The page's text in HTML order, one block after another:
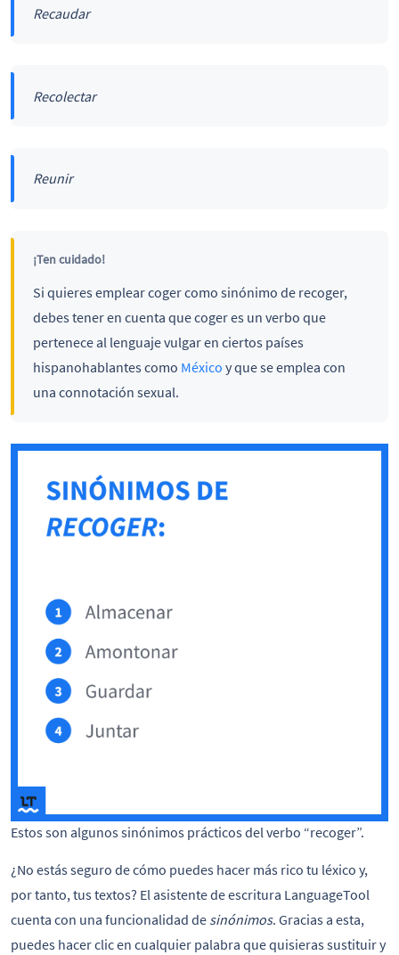
Recaudar
Recolectar
Reunir
¡Ten cuidado!
Si quieres emplear coger como sinónimo de recoger,
debes tener en cuenta que coger es un verbo que
pertenece al lenguaje vulgar en ciertos países
hispanohablantes como México y que se emplea con
una connotación sexual.
Estos son algunos sinónimos prácticos del verbo “recoger”.
¿No estás seguro de cómo puedes hacer más rico tu léxico y,
por tanto, tus textos? El asistente de escritura LanguageTool
cuenta con una funcionalidad de sinónimos. Gracias a esta,
puedes hacer clic en cualquier palabra que quisieras sustituir y